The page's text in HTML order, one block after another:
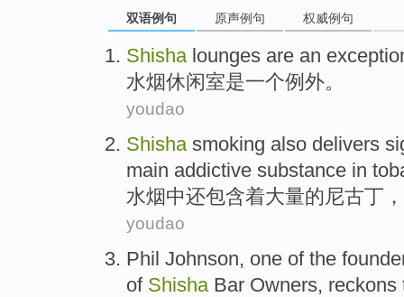
双语例句 原声例句 权威例句
Shishalounges are an
水烟休闲室是一个例外。
youdao
Shishasmoking also delivers
main addictive substance in
水烟中还包含着大量的尼古丁 ，
youdao
Phil Johnson, one ofthe
of Shisha Bar Owners, reckons